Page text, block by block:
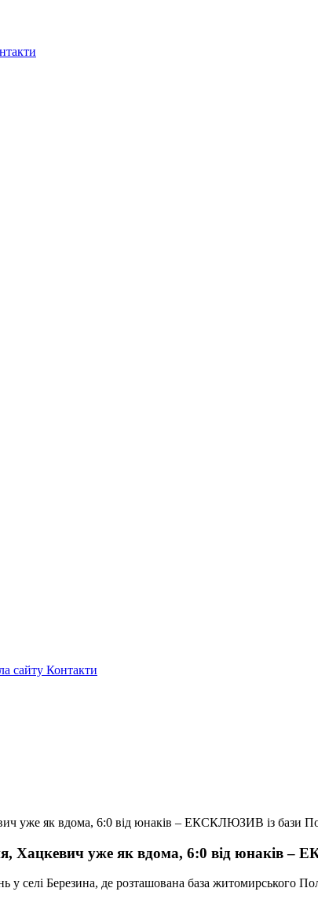
сайту Контакти
уже як вдома, 6:0 від юнаків – ЕКСКЛЮЗИВ із бази
Хацкевич уже як вдома, 6:0 від юнаків –
селі Березина, де розташована база житомирського